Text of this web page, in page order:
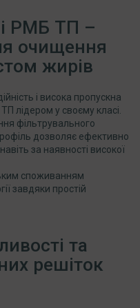
РМБ ТП –
очищення
жирів
і висока пропускна
лідером у своєму класі.
фільтрувального
дозволяє ефективно
за наявності високої
споживанням
завдяки простій
та
решіток